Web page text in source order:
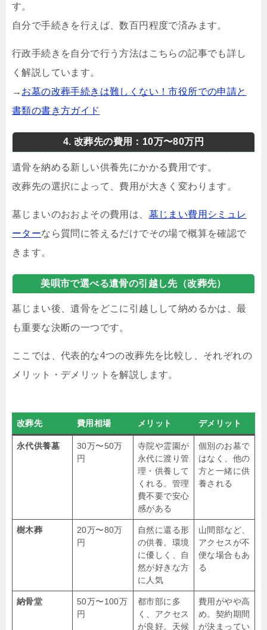
す。
自分で手続きを行えば、数百円程度で済みます。
行政手続きを自分で行う方法はこちらの記事でも詳し
く解説しています。
→ お墓の改葬手続きは難しくない！市役所での申請と
書類の書き方ガイド
4. 改葬先の費用：10万〜80万円
遺骨を納める新しい供養先にかかる費用です。
改葬先の選択によって、費用が大きく変わります。
墓じまいのおおよその費用は、 墓じまい費用シミュレ
ーターなら質問に答えるだけでその場で概算を確認で
きます。
美唄市で選べる遺骨の引越し先（改葬先）
墓じまい後、遺骨をどこに引越しして納めるかは、最
も重要な決断の一つです。
ここでは、代表的な4つの改葬先を比較し、それぞれの
メリット・デメリットを解説します。
改葬先 費用相場 メリット デメリット
永代供養墓
30万〜50万
円
寺院や霊園が
永代に渡り管
理・供養して
くれる。管理
費不要で安心
感がある
個別のお墓で
はなく、他の
方と一緒に供
養される
樹木葬
20万〜80万
円
自然に還る形
の供養。環境
に優しく、自
然が好きな方
に人気
山間部など、
アクセスが不
便な場合もあ
る
納骨堂
50万〜100万
円
都市部に多
く、アクセス
が良好。天候
費用がやや高
め。契約期間
が決まってい